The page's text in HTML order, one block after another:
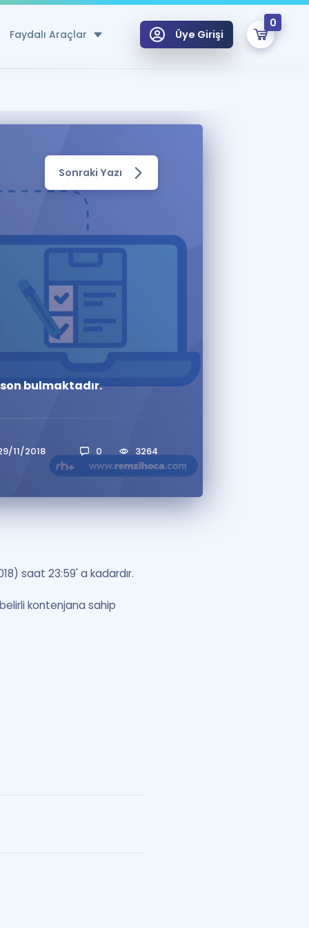
Faydalı Araçlar
Hesaplama Aracı
için Öneriler
Tek Takvimde
Özel Fırsatlar
Sınavlarla İlgili Haberler
Üye Girişi
0
Şifremi Hatırlamıyorum
Sepetin Şu An Boş.
Hoca ile seni sınava hazırlayacak onlarca eğitim seni bekliyor!
Sonraki Yazı
bulmaktadır.
11/2018 0 3264
saat 23:59' a kadardır.
kontenjana sahip